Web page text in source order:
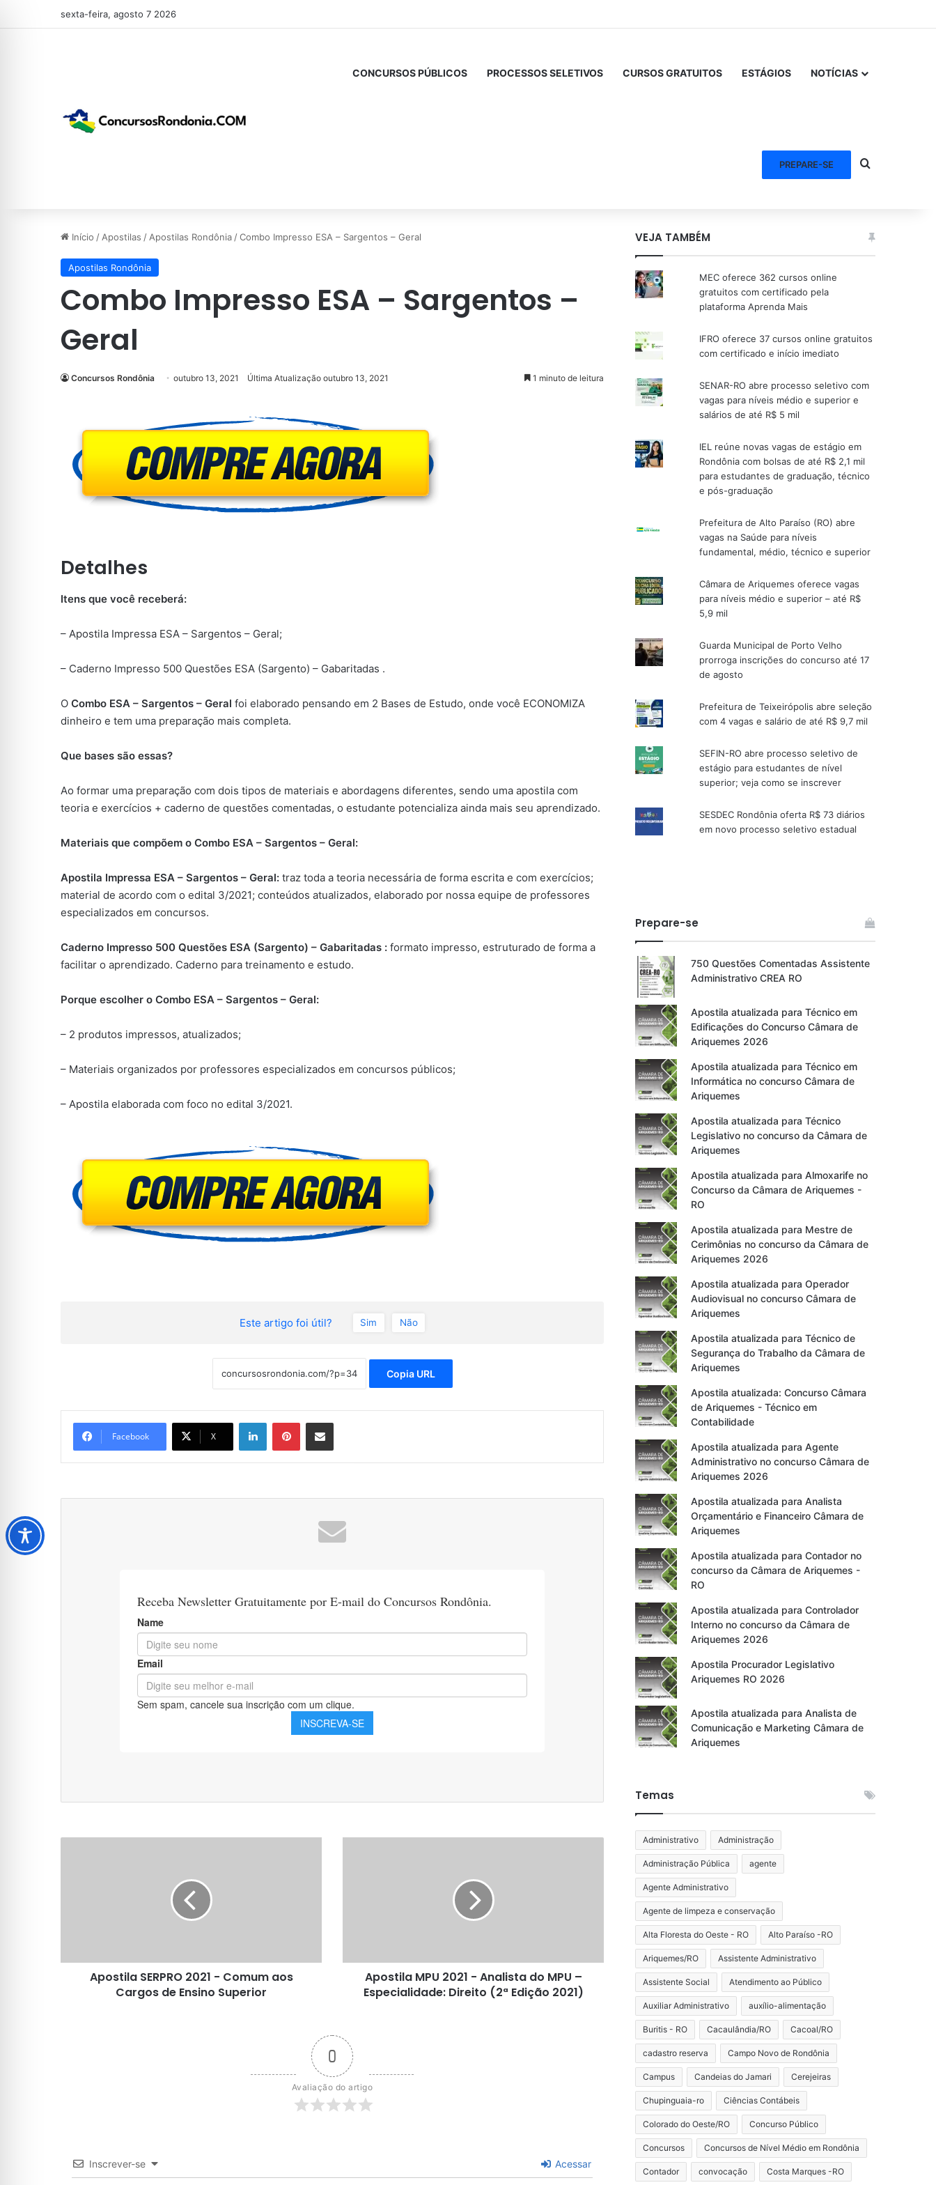
sexta-feira, agosto 7 2026
CONCURSOS PÚBLICOS PROCESSOS SELETIVOS CURSOS GRATUITOS ESTÁGIOS NOTÍCIAS
PREPARE-SE Procurar por
Início / Apostilas / Apostilas Rondônia /Combo Impresso ESA – Sargentos – Geral
Apostilas Rondônia
Combo Impresso ESA – Sargentos –
Geral
Concursos Rondônia outubro 13, 2021 Última Atualização outubro 13, 2021 1 minuto de leitura
Detalhes
Itens que você receberá:
– Apostila Impressa ESA – Sargentos – Geral;
– Caderno Impresso 500 Questões ESA (Sargento) – Gabaritadas .
O Combo ESA – Sargentos – Geral foi elaborado pensando em 2 Bases de Estudo, onde você ECONOMIZA
dinheiro e tem uma preparação mais completa.
Que bases são essas?
Ao formar uma preparação com dois tipos de materiais e abordagens diferentes, sendo uma apostila com
teoria e exercícios + caderno de questões comentadas, o estudante potencializa ainda mais seu aprendizado.
Materiais que compõem o Combo ESA – Sargentos – Geral:
Apostila Impressa ESA – Sargentos – Geral: traz toda a teoria necessária de forma escrita e com exercícios;
material de acordo com o edital 3/2021; conteúdos atualizados, elaborado por nossa equipe de professores
especializados em concursos.
Caderno Impresso 500 Questões ESA (Sargento) – Gabaritadas : formato impresso, estruturado de forma a
facilitar o aprendizado. Caderno para treinamento e estudo.
Porque escolher o Combo ESA – Sargentos – Geral:
– 2 produtos impressos, atualizados;
– Materiais organizados por professores especializados em concursos públicos;
– Apostila elaborada com foco no edital 3/2021.
Este artigo foi útil? Sim Não
Copia URL
Facebook X
LinkedinPinterestCompartilhar via e-mail
Ensino
SuperiorApostila SERPRO 2021 - Comum aos
Cargos de Ensino Superior
Especialidade:
DireitoApostila MPU 2021 - Analista do MPU –
Especialidade: Direito (2ª Edição 2021)
0
Avaliação do artigo
Inscrever-se Acessar
VEJA TAMBÉM
MEC oferece 362 cursos online
gratuitos com certificado pela
plataforma Aprenda Mais
IFRO oferece 37 cursos online gratuitos
com certificado e início imediato
SENAR-RO abre processo seletivo com
vagas para níveis médio e superior e
salários de até R$ 5 mil
IEL reúne novas vagas de estágio em
Rondônia com bolsas de até R$ 2,1 mil
para estudantes de graduação, técnico
e pós-graduação
Prefeitura de Alto Paraíso (RO) abre
vagas na Saúde para níveis
fundamental, médio, técnico e superior
Câmara de Ariquemes oferece vagas
para níveis médio e superior – até R$
5,9 mil
Guarda Municipal de Porto Velho
prorroga inscrições do concurso até 17
de agosto
Prefeitura de Teixeirópolis abre seleção
com 4 vagas e salário de até R$ 9,7 mil
SEFIN-RO abre processo seletivo de
estágio para estudantes de nível
superior; veja como se inscrever
SESDEC Rondônia oferta R$ 73 diários
em novo processo seletivo estadual
Prepare-se
750 Questões Comentadas Assistente
Administrativo CREA RO
Apostila atualizada para Técnico em
Edificações do Concurso Câmara de
Ariquemes 2026
Apostila atualizada para Técnico em
Informática no concurso Câmara de
Ariquemes
Apostila atualizada para Técnico
Legislativo no concurso da Câmara de
Ariquemes
Apostila atualizada para Almoxarife no
Concurso da Câmara de Ariquemes -
RO
Apostila atualizada para Mestre de
Cerimônias no concurso da Câmara de
Ariquemes 2026
Apostila atualizada para Operador
Audiovisual no concurso Câmara de
Ariquemes
Apostila atualizada para Técnico de
Segurança do Trabalho da Câmara de
Ariquemes
Apostila atualizada: Concurso Câmara
de Ariquemes - Técnico em
Contabilidade
Apostila atualizada para Agente
Administrativo no concurso Câmara de
Ariquemes 2026
Apostila atualizada para Analista
Orçamentário e Financeiro Câmara de
Ariquemes
Apostila atualizada para Contador no
concurso da Câmara de Ariquemes -
RO
Apostila atualizada para Controlador
Interno no concurso da Câmara de
Ariquemes 2026
Apostila Procurador Legislativo
Ariquemes RO 2026
Apostila atualizada para Analista de
Comunicação e Marketing Câmara de
Ariquemes
Temas
Administrativo Administração
Administração Pública agente
Agente Administrativo
Agente de limpeza e conservação
Alta Floresta do Oeste - RO Alto Paraíso -RO
Ariquemes/RO Assistente Administrativo
Assistente Social Atendimento ao Público
Auxiliar Administrativo auxílio-alimentação
Buritis - RO Cacaulândia/RO Cacoal/RO
cadastro reserva Campo Novo de Rondônia
Campus Candeias do Jamari Cerejeiras
Chupinguaia-ro Ciências Contábeis
Colorado do Oeste/RO Concurso Público
Concursos Concursos de Nível Médio em Rondônia
Contador convocação Costa Marques -RO